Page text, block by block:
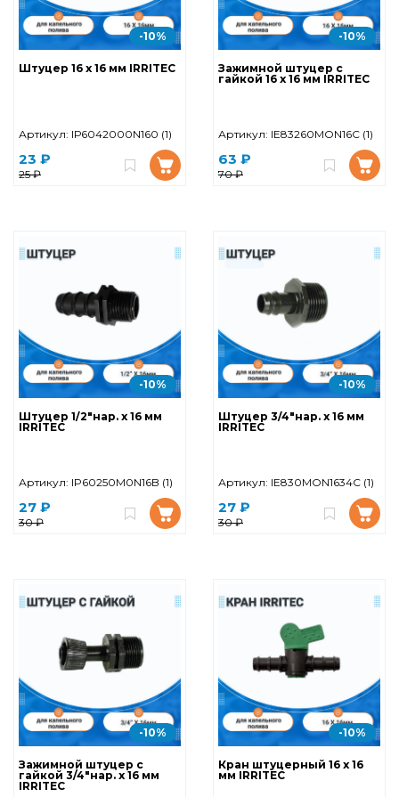
-10%
Штуцер 16 х 16 мм IRRITEC
Артикул: IР6042000N160 (1)
23 ₽
25 ₽
-10%
Зажимной штуцер с
гайкой 16 х 16 мм IRRITEC
Артикул: IE83260MON16C (1)
63 ₽
70 ₽
-10%
Штуцер 1/2"нар. х 16 мм
IRRITEC
Артикул: IP60250M0N16B (1)
27 ₽
30 ₽
-10%
Штуцер 3/4"нар. х 16 мм
IRRITEC
Артикул: IE830MON1634C (1)
27 ₽
30 ₽
-10%
Зажимной штуцер с
гайкой 3/4"нар. х 16 мм
IRRITEC
-10%
Кран штуцерный 16 х 16
мм IRRITEC